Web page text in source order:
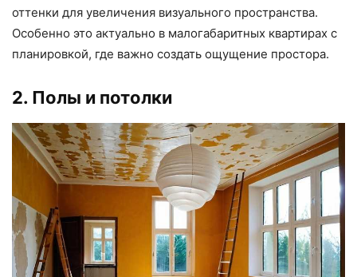
оттенки для увеличения визуального пространства.
Особенно это актуально в малогабаритных квартирах с
планировкой, где важно создать ощущение простора.
2. Полы и потолки